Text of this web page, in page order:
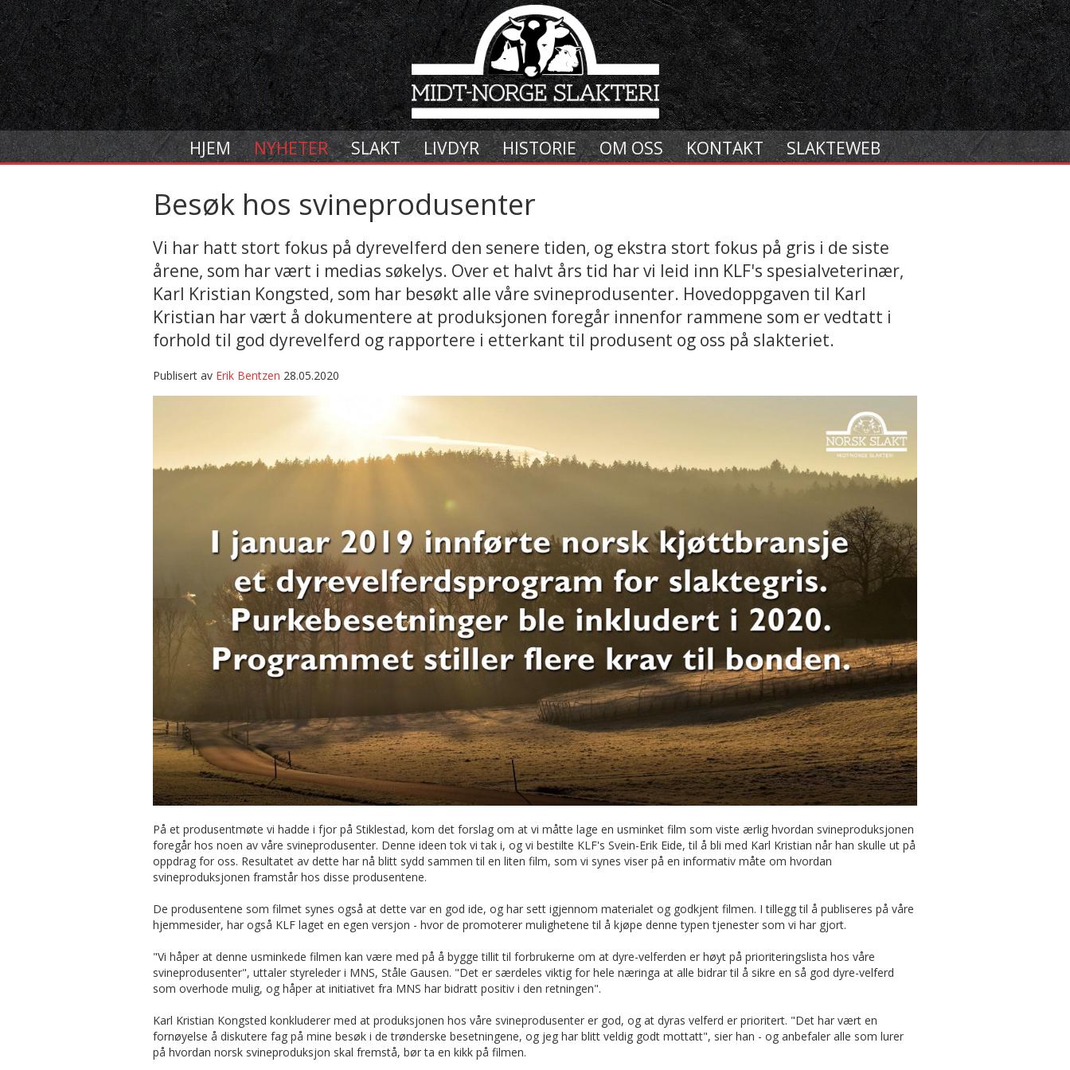
HJEM NYHETER SLAKT LIVDYR HISTORIE OM OSS KONTAKT SLAKTEWEB
Besøk hos svineprodusenter
Vi har hatt stort fokus på dyrevelferd den senere tiden, og ekstra stort fokus på gris i de siste
årene, som har vært i medias søkelys. Over et halvt års tid har vi leid inn KLF's spesialveterinær,
Karl Kristian Kongsted, som har besøkt alle våre svineprodusenter. Hovedoppgaven til Karl
Kristian har vært å dokumentere at produksjonen foregår innenfor rammene som er vedtatt i
forhold til god dyrevelferd og rapportere i etterkant til produsent og oss på slakteriet.
Publisert av Erik Bentzen 28.05.2020
På et produsentmøte vi hadde i fjor på Stiklestad, kom det forslag om at vi måtte lage en usminket film som viste ærlig hvordan svineproduksjonen
foregår hos noen av våre svineprodusenter. Denne ideen tok vi tak i, og vi bestilte KLF's Svein-Erik Eide, til å bli med Karl Kristian når han skulle ut på
oppdrag for oss. Resultatet av dette har nå blitt sydd sammen til en liten film, som vi synes viser på en informativ måte om hvordan
svineproduksjonen framstår hos disse produsentene.
De produsentene som filmet synes også at dette var en god ide, og har sett igjennom materialet og godkjent filmen. I tillegg til å publiseres på våre
hjemmesider, har også KLF laget en egen versjon - hvor de promoterer mulighetene til å kjøpe denne typen tjenester som vi har gjort.
"Vi håper at denne usminkede filmen kan være med på å bygge tillit til forbrukerne om at dyre-velferden er høyt på prioriteringslista hos våre
svineprodusenter", uttaler styreleder i MNS, Ståle Gausen. "Det er særdeles viktig for hele næringa at alle bidrar til å sikre en så god dyre-velferd
som overhode mulig, og håper at initiativet fra MNS har bidratt positiv i den retningen".
Karl Kristian Kongsted konkluderer med at produksjonen hos våre svineprodusenter er god, og at dyras velferd er prioritert. "Det har vært en
fornøyelse å diskutere fag på mine besøk i de trønderske besetningene, og jeg har blitt veldig godt mottatt", sier han - og anbefaler alle som lurer
på hvordan norsk svineproduksjon skal fremstå, bør ta en kikk på filmen.